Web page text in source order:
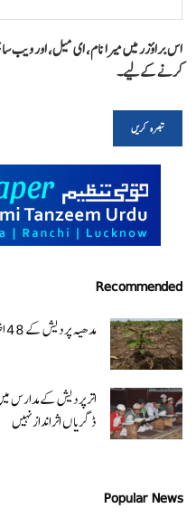
اس براؤزر میں میرا نام، ای میل، اور ویب
کرنے کےلیے۔
Recommended
مدھیہ پردیش کے 48 اضلاع میں خشک سالی جیسے حالات
اتر پردیش کےمدارس میں
ڈگریا ں اثرانداز نہیں
Popular News